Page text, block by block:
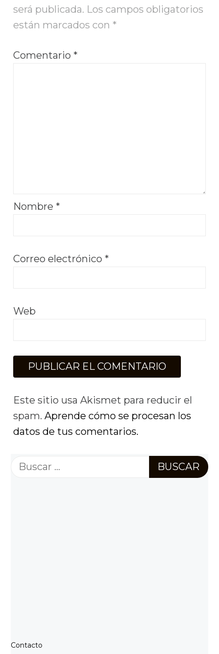
será publicada. Los campos obligatorios
están marcados con *
Comentario *
Nombre *
Correo electrónico *
Web
Este sitio usa Akismet para reducir el
spam. Aprende cómo se procesan los
datos de tus comentarios.
Buscar:
Contacto